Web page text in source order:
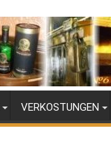
VERKOSTUNGEN